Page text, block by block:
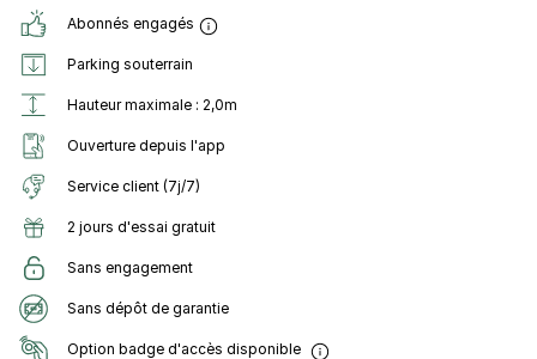
Abonnés engagés
Parking souterrain
Hauteur maximale : 2,0m
Ouverture depuis l'app
Service client (7j/7)
2 jours d'essai gratuit
Sans engagement
Sans dépôt de garantie
Option badge d'accès disponible